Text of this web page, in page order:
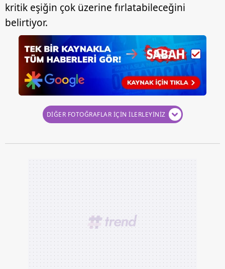
kritik eşiğin çok üzerine fırlatabileceğini
belirtiyor.
DİĞER FOTOĞRAFLAR İÇİN İLERLEYİNİZ